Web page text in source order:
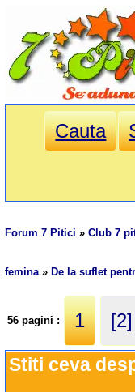
Cauta
Forum 7 Pitici »Club 7
femina» De la suflet
56 pagini : 1 [2]
Stiti ceva